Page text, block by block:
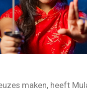
maken, heeft